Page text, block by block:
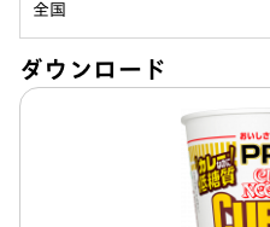
全国
ダウンロード